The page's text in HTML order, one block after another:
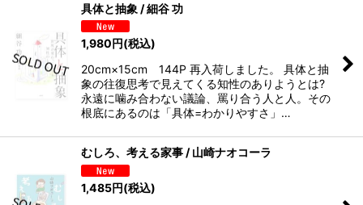
具体と抽象 / 細谷 功
1,980円(税込)
20cm×15cm 144P 再入荷しました。 具体と抽
象の往復思考で見えてくる知性のありようとは?
永遠に噛み合わない議論、罵り合う人と人。その
根底にあるのは「具体=わかりやすさ」…
むしろ、考える家事 / 山崎ナオコーラ
1,485円(税込)